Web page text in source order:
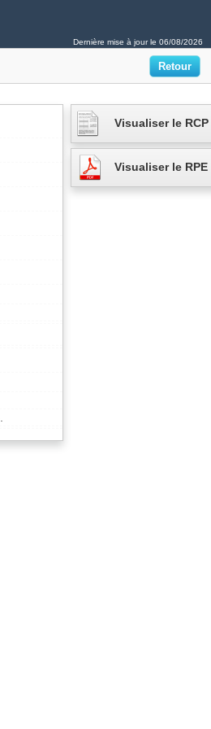
Dernière mise à jour le 06/08/2026
Visualiser le RCP
Visualiser le RPE